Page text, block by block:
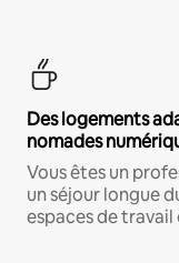
Des logements
nomades
Vous êtes un
un séjour longue
espaces de travail